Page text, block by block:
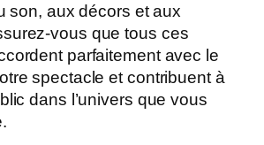
son, aux décors et aux
vous que tous ces
parfaitement avec le
spectacle et contribuent à
dans l’univers que vous